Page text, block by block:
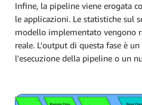
Infine, la pipeline viene erogata
le applicazioni. Le statistiche sul
modello implementato vengono
reale. L'output di questa fase è
l'esecuzione della pipeline o un